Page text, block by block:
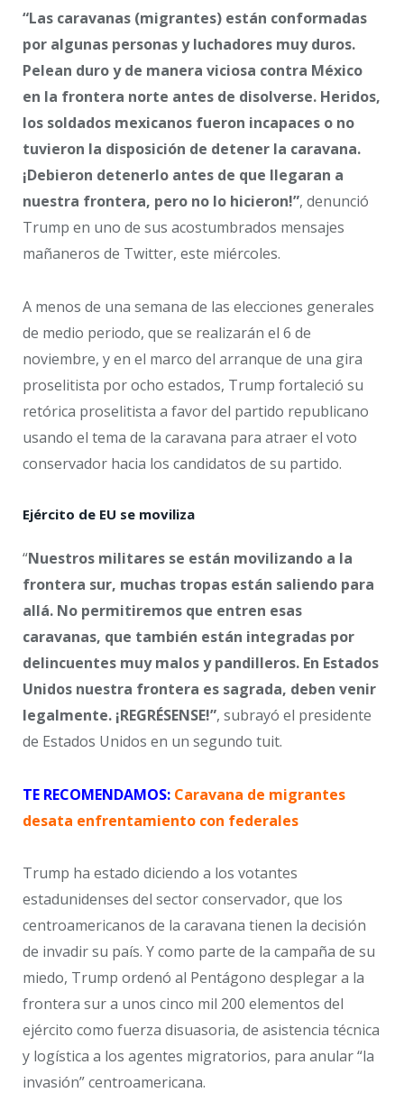
“Las caravanas (migrantes) están conformadas
por algunas personas y luchadores muy duros.
Pelean duro y de manera viciosa contra México
en la frontera norte antes de disolverse. Heridos,
los soldados mexicanos fueron incapaces o no
tuvieron la disposición de detener la caravana.
¡Debieron detenerlo antes de que llegaran a
nuestra frontera, pero no lo hicieron!”, denunció
Trump en uno de sus acostumbrados mensajes
mañaneros de Twitter, este miércoles.
A menos de una semana de las elecciones generales
de medio periodo, que se realizarán el 6 de
noviembre, y en el marco del arranque de una gira
proselitista por ocho estados, Trump fortaleció su
retórica proselitista a favor del partido republicano
usando el tema de la caravana para atraer el voto
conservador hacia los candidatos de su partido.
Ejército de EU se moviliza
“Nuestros militares se están movilizando a la
frontera sur, muchas tropas están saliendo para
allá. No permitiremos que entren esas
caravanas, que también están integradas por
delincuentes muy malos y pandilleros. En Estados
Unidos nuestra frontera es sagrada, deben venir
legalmente. ¡REGRÉSENSE!”, subrayó el presidente
de Estados Unidos en un segundo tuit.
TE RECOMENDAMOS: Caravana de migrantes
desata enfrentamiento con federales
Trump ha estado diciendo a los votantes
estadunidenses del sector conservador, que los
centroamericanos de la caravana tienen la decisión
de invadir su país. Y como parte de la campaña de su
miedo, Trump ordenó al Pentágono desplegar a la
frontera sur a unos cinco mil 200 elementos del
ejército como fuerza disuasoria, de asistencia técnica
y logística a los agentes migratorios, para anular “la
invasión” centroamericana.